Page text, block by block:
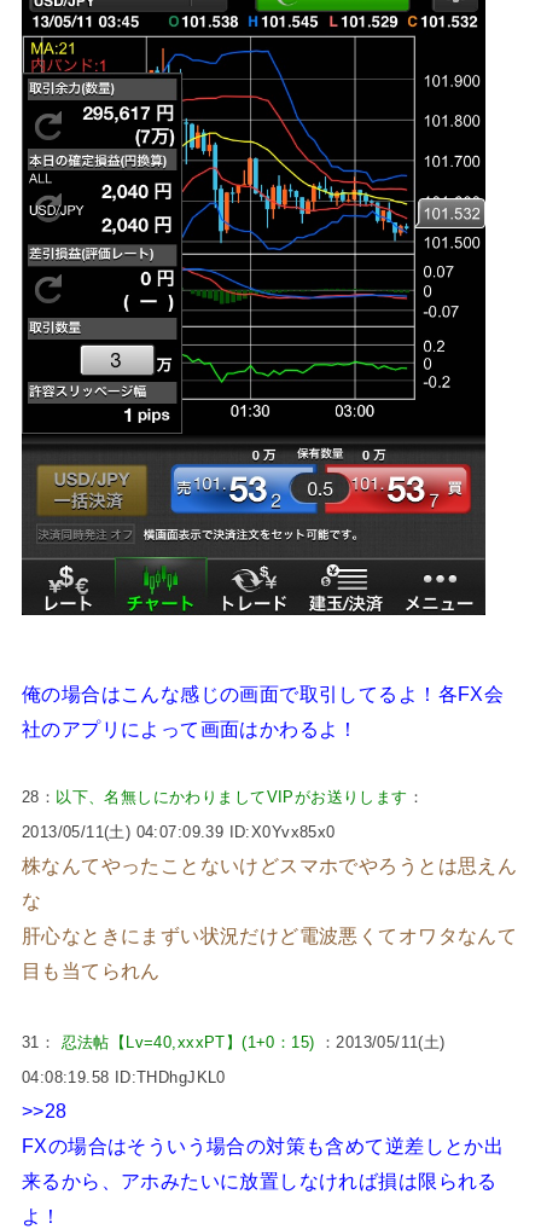
俺の場合はこんな感じの画面で取引してるよ！各FX会
社のアプリによって画面はかわるよ！
28： 以下、名無しにかわりましてVIPがお送りします ：
2013/05/11(土) 04:07:09.39 ID:X0Yvx85x0
株なんてやったことないけどスマホでやろうとは思えん
な
肝心なときにまずい状況だけど電波悪くてオワタなんて
目も当てられん
31： 忍法帖【Lv=40,xxxPT】(1+0：15)
：2013/05/11(土)
04:08:19.58 ID:THDhgJKL0
>>28
FXの場合はそういう場合の対策も含めて逆差しとか出
来るから、アホみたいに放置しなければ損は限られる
よ！